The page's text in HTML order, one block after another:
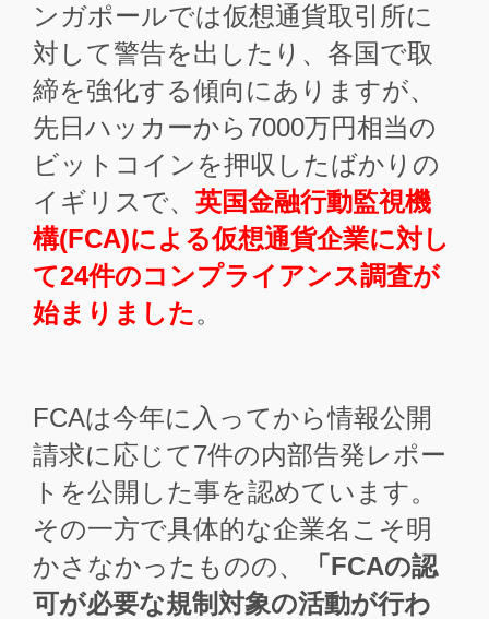
ンガポールでは仮想通貨取引所に
対して警告を出したり、各国で取
締を強化する傾向にありますが、
先日ハッカーから7000万円相当の
ビットコインを押収したばかりの
イギリスで、 英国金融行動監視機
構(FCA)による仮想通貨企業に対し
て24件のコンプライアンス調査が
始まりました。
FCAは今年に入ってから情報公開
請求に応じて7件の内部告発レポー
トを公開した事を認めています。
その一方で具体的な企業名こそ明
かさなかったものの、
「FCAの認
可が必要な規制対象の活動が行わ